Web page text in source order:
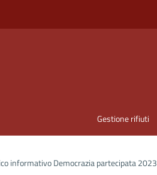
Gestione rifiuti
informativo Democrazia partecipata 2023